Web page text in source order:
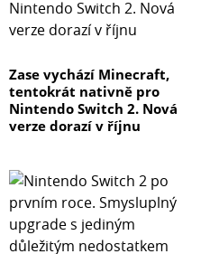
Zase vychází Minecraft,
tentokrát nativně pro
Nintendo Switch 2. Nová
verze dorazí v říjnu